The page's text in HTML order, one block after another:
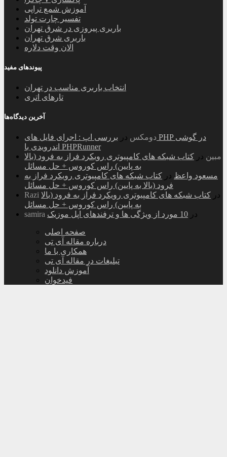
آموزش شمع تراپی
تفسیر چارت تولد
باربری پیروزی در شرق تهران
باربری شرق تهران
الان وقت دلاره
پیوندهای مفید
انتخاب باربری مناسب در تهران
تارهای اتری
آخرین دیدگاه‌ها
دومکس در بررسی اپ : اجرای فایل های PHP در گوشی
اندرویدی با PHPRunner
مبین در کتاب شبکه های کامپیوتری رویکرد فراز به فرود (بالا
به پایین) راس کوروس + حل مسائل
مسعود واعظ در کتاب شبکه های کامپیوتری رویکرد فراز به
فرود (بالا به پایین) راس کوروس + حل مسائل
Razi
در کتاب شبکه های کامپیوتری رویکرد فراز به فرود (بالا
به پایین) راس کوروس + حل مسائل
samira
در 10 مورد از ویژگی ها و ترفندهای اپل موزیک
صفحه اصلی
درباره مقاله آی تی
همکاری با ما
تبلیغات در مقاله آی تی
آموزش دانلود
فیدخوان